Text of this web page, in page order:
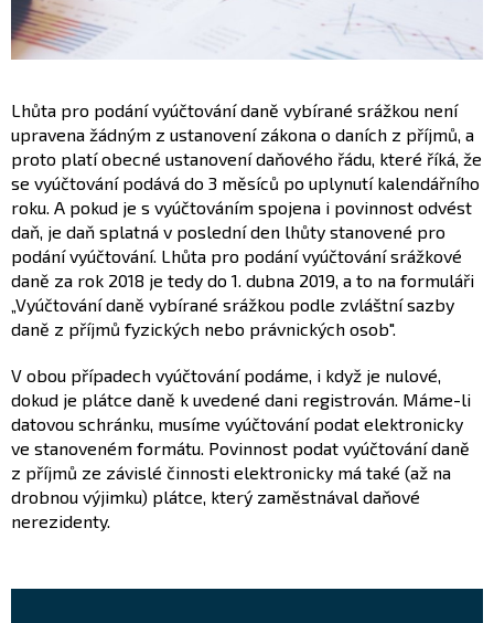
Lhůta pro podání vyúčtování daně vybírané srážkou není
upravena žádným z ustanovení zákona o daních z příjmů, a
proto platí obecné ustanovení daňového řádu, které říká, že
se vyúčtování podává do 3 měsíců po uplynutí kalendářního
roku. A pokud je s vyúčtováním spojena i povinnost odvést
daň, je daň splatná v poslední den lhůty stanovené pro
podání vyúčtování. Lhůta pro podání vyúčtování srážkové
daně za rok 2018 je tedy do 1. dubna 2019, a to na formuláři
„Vyúčtování daně vybírané srážkou podle zvláštní sazby
daně z příjmů fyzických nebo právnických osob".
V obou případech vyúčtování podáme, i když je nulové,
dokud je plátce daně k uvedené dani registrován. Máme-li
datovou schránku, musíme vyúčtování podat elektronicky
ve stanoveném formátu. Povinnost podat vyúčtování daně
z příjmů ze závislé činnosti elektronicky má také (až na
drobnou výjimku) plátce, který zaměstnával daňové
nerezidenty.